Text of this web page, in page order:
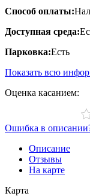
Способ оплаты:
Доступная среда:
Парковка:Есть
Показать всю
Оценка касанием:
Ошибка в
Описание
Отзывы
На карте
Карта